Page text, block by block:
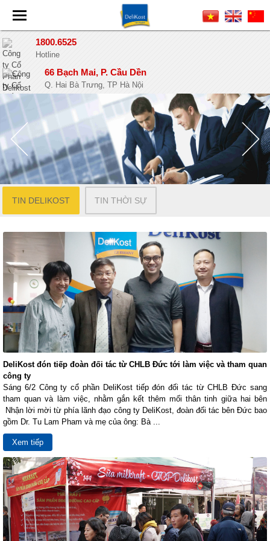
1800.6525
Hotline
66 Bạch Mai, P. Cầu Dền
Q. Hai Bà Trưng, TP Hà Nội
TIN DELIKOST TIN THỜI SỰ
DeliKost đón tiếp đoàn đối tác từ CHLB Đức tới làm việc và tham quan
công ty
Sáng 6/2 Công ty cổ phần DeliKost tiếp đón đối tác từ CHLB Đức sang
tham quan và làm việc, nhằm gắn kết thêm mối thân tinh giữa hai bên
Nhận lời mời từ phía lãnh đạo công ty DeliKost, đoàn đối tác bên Đức bao
gồm Dr. Tu Lam Pham và mẹ của ông: Bà ...
Xem tiếp